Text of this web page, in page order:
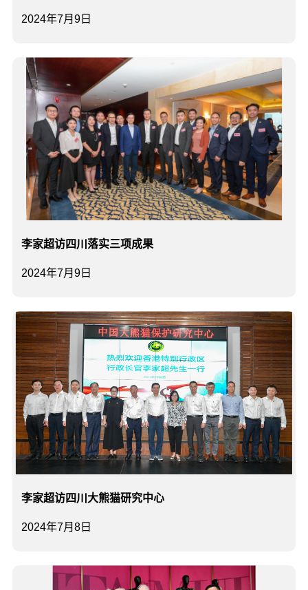
2024年7月9日
2024年7月9日
李家超访四川落实三项成果
2024年7月8日
李家超访四川大熊猫研究中心